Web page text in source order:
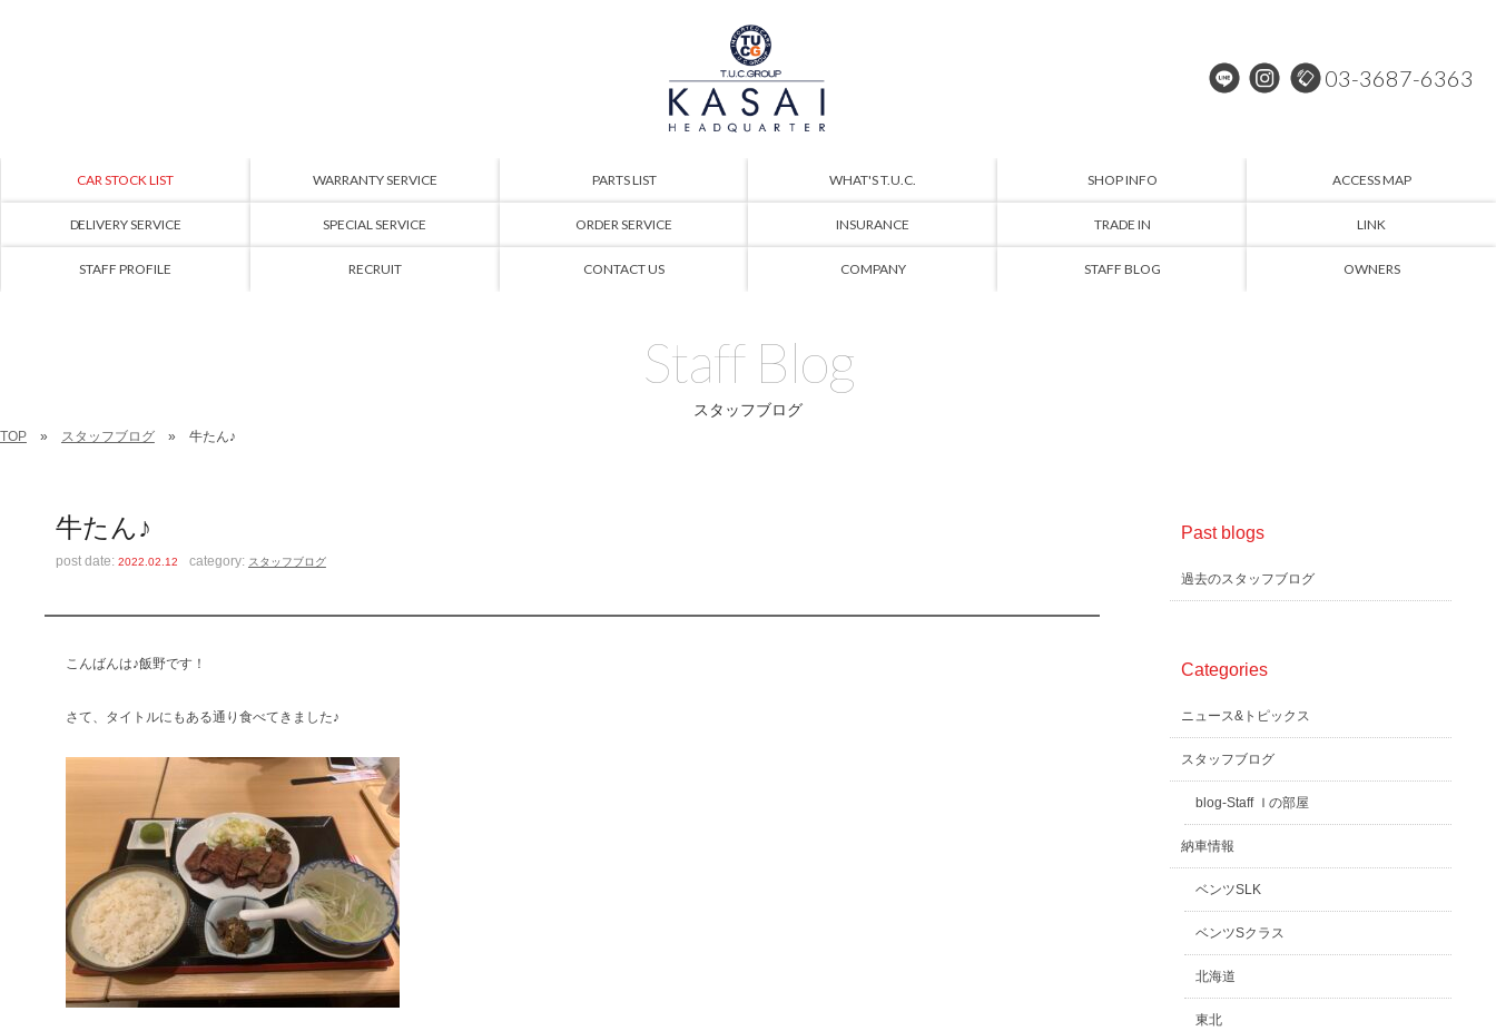
03-3687-6363
CAR STOCK LIST WARRANTY SERVICE PARTS LIST WHAT'S T.U.C. SHOP INFO ACCESS MAP
DELIVERY SERVICE SPECIAL SERVICE ORDER SERVICE INSURANCE TRADE IN LINK
STAFF PROFILE RECRUIT CONTACT US COMPANY STAFF BLOG OWNERS
Staff Blog
スタッフブログ
TOP スタッフブログ 牛たん♪
牛たん♪
post date:2022.02.12 category: スタッフブログ
こんばんは♪飯野です！
さて、タイトルにもある通り食べてきました♪
Past blogs
過去のスタッフブログ
Categories
ニュース&トピックス
スタッフブログ
blog-Staff Ｉの部屋
納車情報
ベンツSLK
ベンツSクラス
北海道
東北